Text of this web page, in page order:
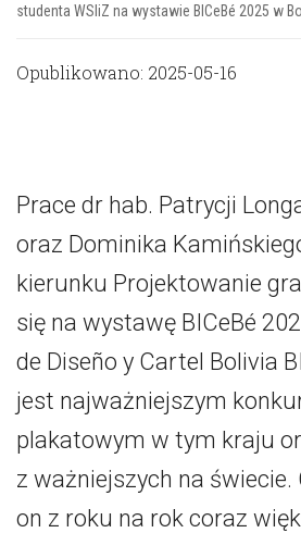
studenta WSIiZ na wystawie BICeBé 2025 w
Opublikowano: 2025-05-16
Prace dr hab. Patrycji
oraz Dominika
kierunku Projektowanie
się na wystawę BICeBé
de Diseño y Cartel Bolivia
jest najważniejszym
plakatowym w tym kraju
z ważniejszych na świecie.
on z roku na rok coraz